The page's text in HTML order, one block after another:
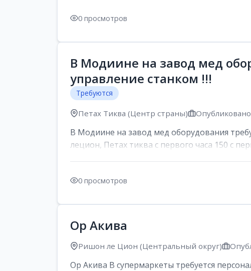
0 просмотров
В Модиине на завод мед
управление станком !!!
Требуются
Петах Тиква (Центр страны)
В Модиине на завод мед оборудования
лецион, Петах тиква с первого часа 150 с
0 просмотров
Ор Акива
Ришон ле Цион (Центральный округ)
Ор Акива В супермаркеты требуется